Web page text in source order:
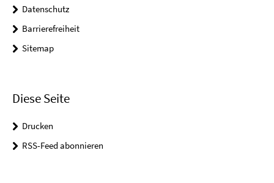
Datenschutz
Barrierefreiheit
Sitemap
Diese Seite
Drucken
RSS-Feed abonnieren